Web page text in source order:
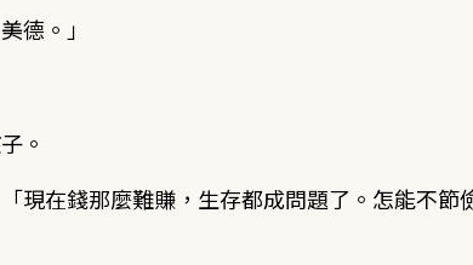
德。」
。
在錢那麼難賺，生存都成問題了。怎能不節